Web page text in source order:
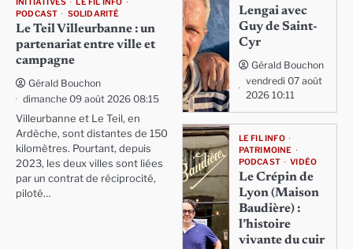
PODCAST
SOLIDARITÉ
Le Teil Villeurbanne : un
partenariat entre ville et
campagne
Gérald Bouchon
dimanche 09 août 2026 08:15
Villeurbanne et Le Teil, en
Ardèche, sont distantes de 150
kilomètres. Pourtant, depuis
2023, les deux villes sont liées
par un contrat de réciprocité,
piloté…
Lengai avec
Guy de Saint-
Cyr
Gérald Bouchon
vendredi 07 août
2026 10:11
LE FIL INFO
PATRIMOINE
PODCAST
VIDÉO
Le Crépin de
Lyon (Maison
Baudière) :
l’histoire
vivante du cuir